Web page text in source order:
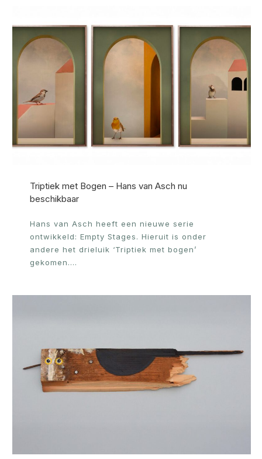
Triptiek met Bogen – Hans van Asch nu
beschikbaar
Hans van Asch heeft een nieuwe serie
ontwikkeld: Empty Stages. Hieruit is onder
andere het drieluik ‘Triptiek met bogen’
gekomen.…